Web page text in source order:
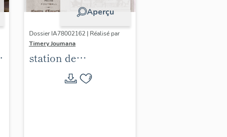
Aperçu
Dossier IA78002162 | Réalisé par
Timery Joumana
station de
villégiature
d'Elisabethville